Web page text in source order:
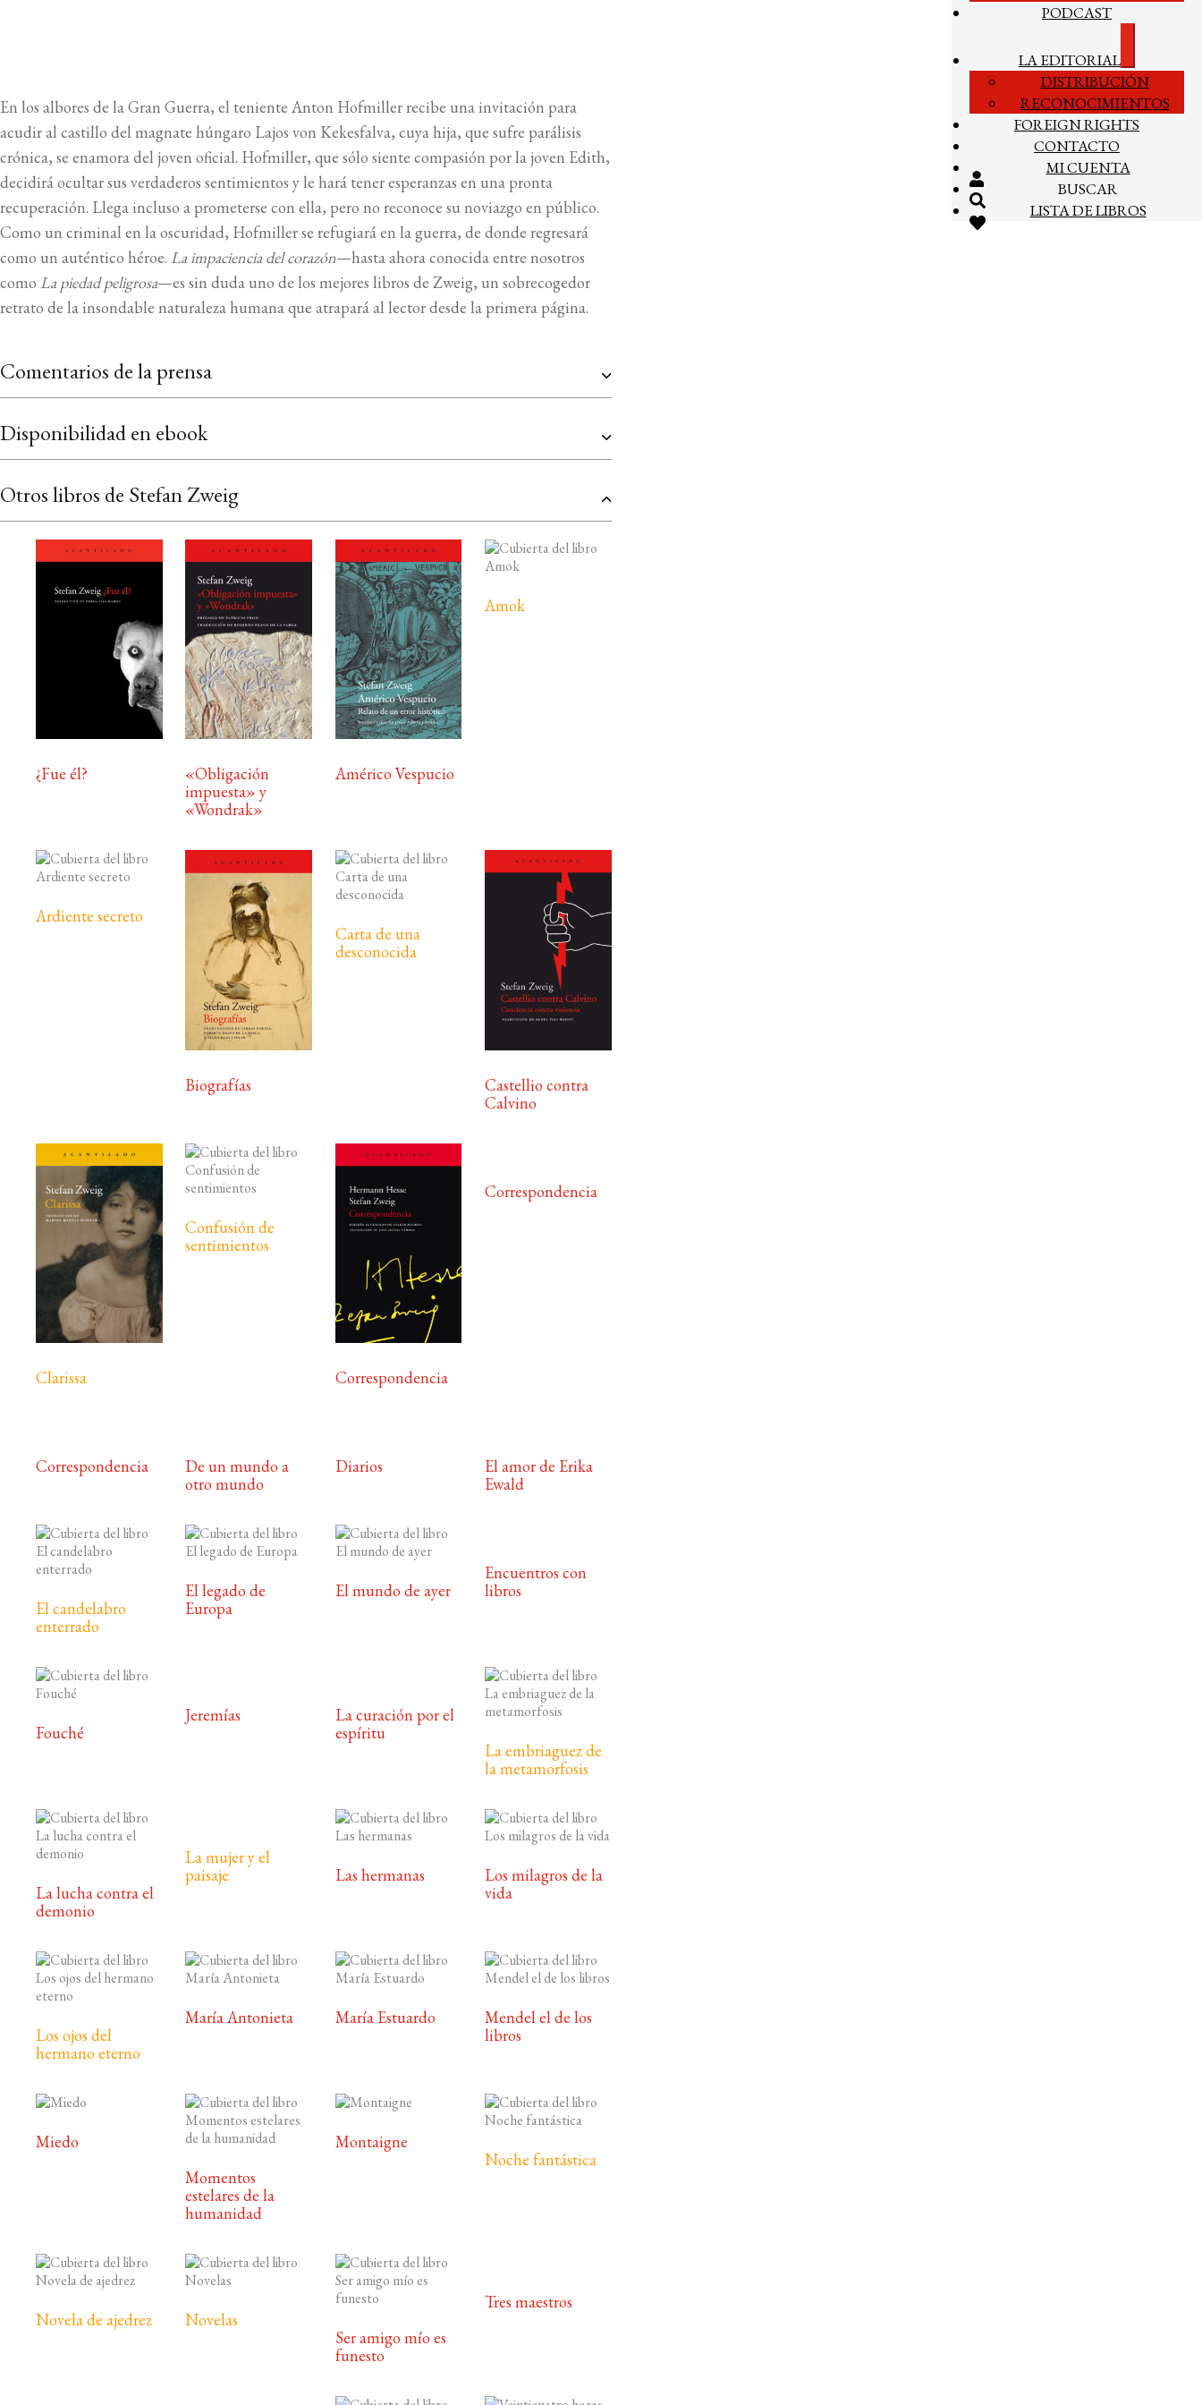
PODCAST
LA EDITORIAL el
menú
hijo
DISTRIBUCIÓN
RECONOCIMIENTOS
FOREIGN RIGHTS
CONTACTO
MI CUENTA
BUSCAR
LISTA DE LIBROS
En los albores de la Gran Guerra, el teniente Anton Hofmiller recibe una invitación para
acudir al castillo del magnate húngaro Lajos von Kekesfalva, cuya hija, que sufre parálisis
crónica, se enamora del joven oficial. Hofmiller, que sólo siente compasión por la joven Edith,
decidirá ocultar sus verdaderos sentimientos y le hará tener esperanzas en una pronta
recuperación. Llega incluso a prometerse con ella, pero no reconoce su noviazgo en público.
Como un criminal en la oscuridad, Hofmiller se refugiará en la guerra, de donde regresará
como un auténtico héroe. La impaciencia del corazón—hasta ahora conocida entre nosotros
como La piedad peligrosa—es sin duda uno de los mejores libros de Zweig, un sobrecogedor
retrato de la insondable naturaleza humana que atrapará al lector desde la primera página.
Comentarios de la prensa
Disponibilidad en ebook
Otros libros de Stefan Zweig
¿Fue él?
«Obligación
impuesta» y
«Wondrak»
Américo Vespucio
Amok
Ardiente secreto
Biografías
Carta de una
desconocida
Castellio contra
Calvino
Clarissa
Confusión de
sentimientos
Correspondencia
Correspondencia
Correspondencia
De un mundo a
otro mundo
Diarios
El amor de Erika
Ewald
El candelabro
enterrado
El legado de
Europa
El mundo de ayer
Encuentros con
libros
Fouché
Jeremías
La curación por el
espíritu
La embriaguez de
la metamorfosis
La lucha contra el
demonio
La mujer y el
paisaje
Las hermanas
Los milagros de la
vida
Los ojos del
hermano eterno
María Antonieta María Estuardo
Mendel el de los
libros
Miedo
Momentos
estelares de la
humanidad
Montaigne
Noche fantástica
Novela de ajedrez
Novelas
Ser amigo mío es
funesto
Tres maestros